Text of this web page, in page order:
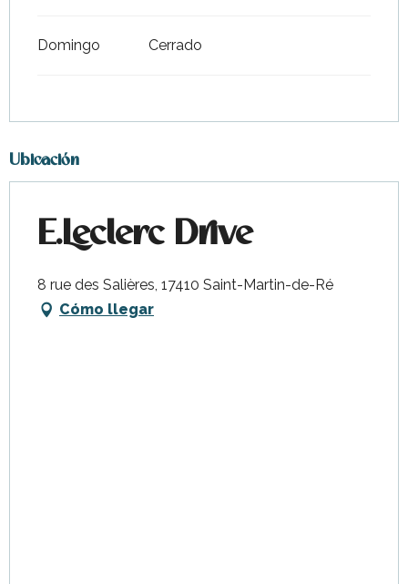
Domingo Cerrado
Ubicación
E.Leclerc Drive
8 rue des Salières, 17410 Saint-Martin-de-Ré
Cómo llegar